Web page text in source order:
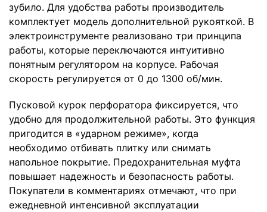
зубило. Для удобства работы производитель
комплектует модель дополнительной рукояткой. В
электроинструменте реализовано три принципа
работы, которые переключаются интуитивно
понятным регулятором на корпусе. Рабочая
скорость регулируется от 0 до 1300 об/мин.
Пусковой курок перфоратора фиксируется, что
удобно для продолжительной работы. Это функция
пригодится в «ударном режиме», когда
необходимо отбивать плитку или снимать
напольное покрытие. Предохранительная муфта
повышает надежность и безопасность работы.
Покупатели в комментариях отмечают, что при
ежедневной интенсивной эксплуатации